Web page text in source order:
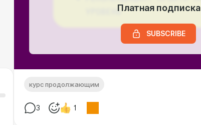
Платная подписка
SUBSCRIBE
курс продолжающим
3 1